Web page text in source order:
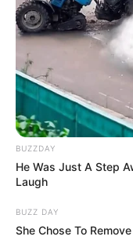
favor,
ACTIVAR AHORA
TEMAS
BUZZDAY
He Was Just A Step
Laugh
BUZZ DAY
She Chose To